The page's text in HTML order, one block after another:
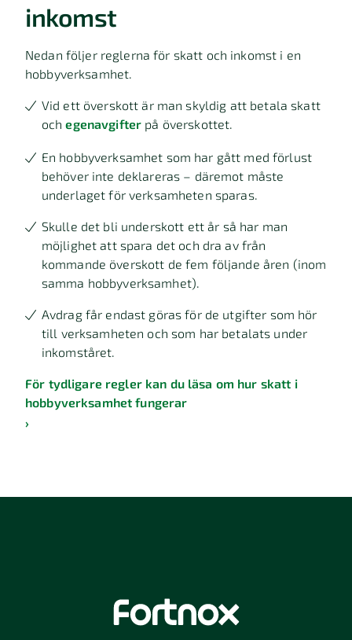
inkomst
Nedan följer reglerna för skatt och inkomst i en
hobbyverksamhet.
Vid ett överskott är man skyldig att betala skatt
ochegenavgifter på överskottet.
En hobbyverksamhet som har gått med förlust
behöver inte deklareras – däremot måste
underlaget för verksamheten sparas.
Skulle det bli underskott ett år så har man
möjlighet att spara det och dra av från
kommande överskott de fem följande åren (inom
samma hobbyverksamhet).
Avdrag får endast göras för de utgifter som hör
till verksamheten och som har betalats under
inkomståret.
För tydligare regler kan du läsa om hur skatt i
hobbyverksamhet fungerar
›